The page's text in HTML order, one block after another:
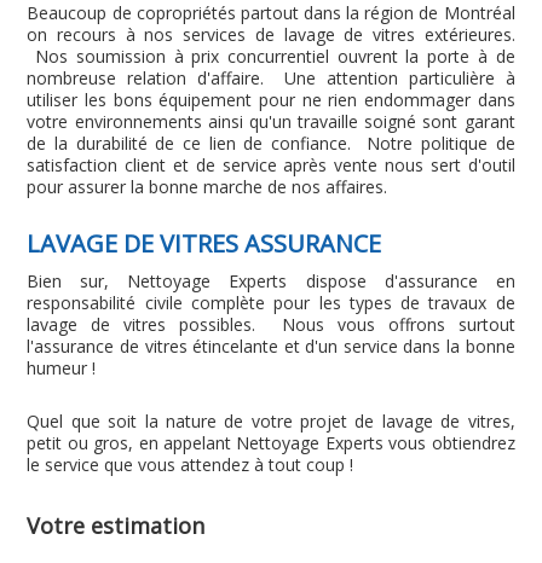
Beaucoup de copropriétés partout dans la région de Montréal
on recours à nos services de lavage de vitres extérieures.
Nos soumission à prix concurrentiel ouvrent la porte à de
nombreuse relation d'affaire. Une attention particulière à
utiliser les bons équipement pour ne rien endommager dans
votre environnements ainsi qu'un travaille soigné sont garant
de la durabilité de ce lien de confiance. Notre politique de
satisfaction client et de service après vente nous sert d'outil
pour assurer la bonne marche de nos affaires.
LAVAGE DE VITRES ASSURANCE
Bien sur, Nettoyage Experts dispose d'assurance en
responsabilité civile complète pour les types de travaux de
lavage de vitres possibles. Nous vous offrons surtout
l'assurance de vitres étincelante et d'un service dans la bonne
humeur !
Quel que soit la nature de votre projet de lavage de vitres,
petit ou gros, en appelant Nettoyage Experts vous obtiendrez
le service que vous attendez à tout coup !
Votre estimation